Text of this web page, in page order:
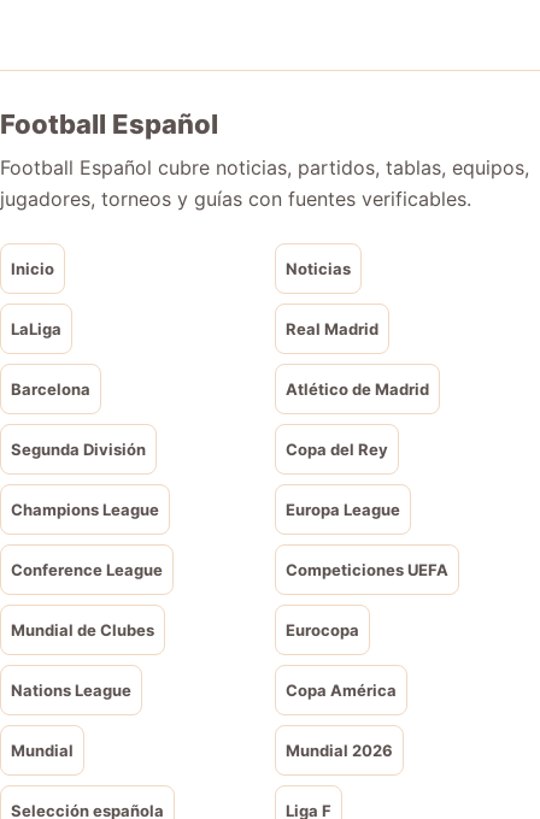
Football Español
Football Español cubre noticias, partidos, tablas, equipos,
jugadores, torneos y guías con fuentes verificables.
Inicio Noticias
LaLiga Real Madrid
Barcelona Atlético de Madrid
Segunda División Copa del Rey
Champions League Europa League
Conference League Competiciones UEFA
Mundial de Clubes Eurocopa
Nations League Copa América
Mundial Mundial 2026
Selección española Liga F